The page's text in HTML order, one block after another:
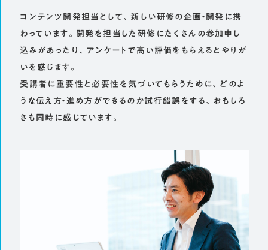
コンテンツ開発担当として、新しい研修の企画・開発に携
わっています。開発を担当した研修にたくさんの参加申し
込みがあったり、アンケートで高い評価をもらえるとやりが
いを感じます。
受講者に重要性と必要性を気づいてもらうために、どのよ
うな伝え方・進め方ができるのか試行錯誤をする、おもしろ
さも同時に感じています。